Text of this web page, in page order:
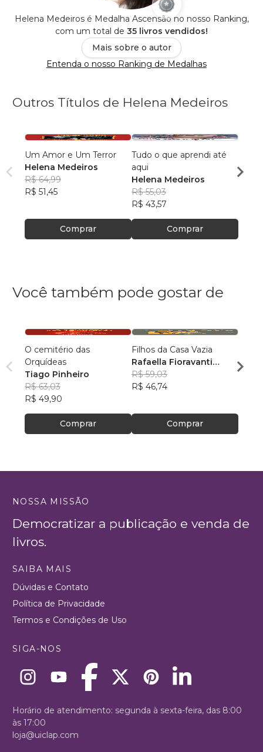
Helena Medeiros é Medalha Ascensão no nosso Ranking,
com um total de 35 livros vendidos!
Mais sobre o autor
Entenda o nosso Ranking de Medalhas
Outros Títulos de Helena Medeiros
Um Amor e Um Terror
Helena Medeiros
R$ 64,99
R$ 51,45
Comprar
Tudo o que aprendi até
aqui
Helena Medeiros
R$ 55,03
R$ 43,57
Comprar
R$
Você também pode gostar de
O cemitério das
Orquídeas
Tiago Pinheiro
R$ 63,03
R$ 49,90
Comprar
Filhos da Casa Vazia
Rafaella Fioravanti
Venturato Silva
R$ 59,03
R$ 46,74
Comprar
R$
NOSSA MISSÃO
Democratizar a publicação e venda de
livros.
SAIBA MAIS
Dúvidas e Contato
Política de Privacidade
Termos e Condições de Uso
SIGA-NOS
Horário de atendimento: segunda à sexta-feira, das 8:00
às 17:00
loja@uiclap.com